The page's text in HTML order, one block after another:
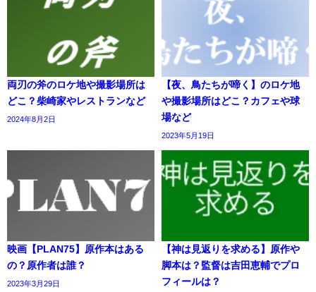
両刃の斧のロケ地や撮影場所は
どこ？柴崎家やレストランなど
2024年8月2日
【夜、鳥たちが啼く】のロケ地
や撮影場所はどこ？カフェや球
場など
2023年5月19日
映画【PLAN75】原作本はある
の？原作者は誰？
2023年3月29日
【神は見返りを求める】原作や
脚本は？監督は吉田恵輔でプロ
フィールは？